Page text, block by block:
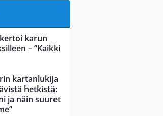
karun
– ”Kaikki
kartanlukija
hetkistä:
ja näin suuret